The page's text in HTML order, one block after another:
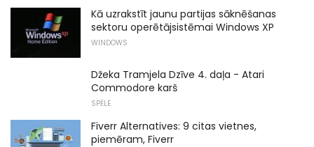
Kā uzrakstīt jaunu partijas sāknēšanas
sektoru operētājsistēmai Windows XP
WINDOWS
Džeka Tramjela Dzīve 4. daļa - Atari
Commodore karš
SPĒLE
Fiverr Alternatives: 9 citas vietnes,
piemēram, Fiverr